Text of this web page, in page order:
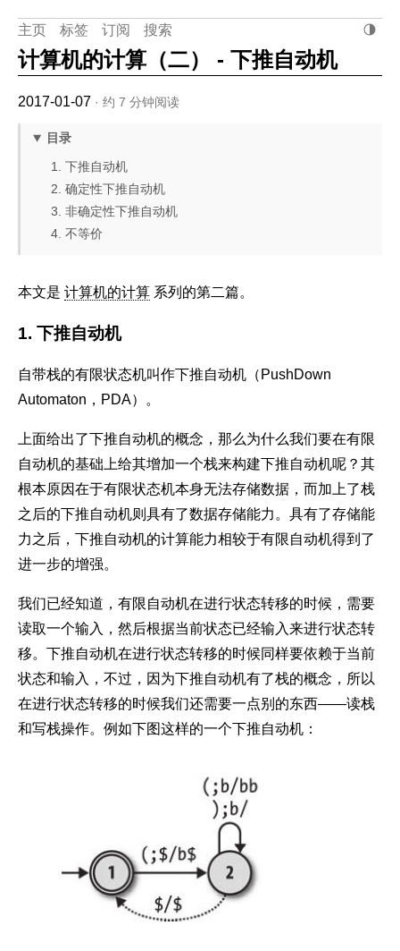
主页 标签 订阅 搜索
计算机的计算（二） - 下推自动机
2017-01-07 · 约 7 分钟阅读
目录
1. 下推自动机
2. 确定性下推自动机
3. 非确定性下推自动机
4. 不等价
本文是 计算机的计算 系列的第二篇。
1. 下推自动机
自带栈的有限状态机叫作下推自动机（PushDown
Automaton，PDA）。
上面给出了下推自动机的概念，那么为什么我们要在有限
自动机的基础上给其增加一个栈来构建下推自动机呢？其
根本原因在于有限状态机本身无法存储数据，而加上了栈
之后的下推自动机则具有了数据存储能力。具有了存储能
力之后，下推自动机的计算能力相较于有限自动机得到了
进一步的增强。
我们已经知道，有限自动机在进行状态转移的时候，需要
读取一个输入，然后根据当前状态已经输入来进行状态转
移。下推自动机在进行状态转移的时候同样要依赖于当前
状态和输入，不过，因为下推自动机有了栈的概念，所以
在进行状态转移的时候我们还需要一点别的东西——读栈
和写栈操作。例如下图这样的一个下推自动机：